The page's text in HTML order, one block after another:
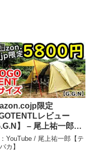
限定
レビュー
】 – 尾上祐一郎
ントバカ】
YouTube / 尾上祐一郎【テ
カ】